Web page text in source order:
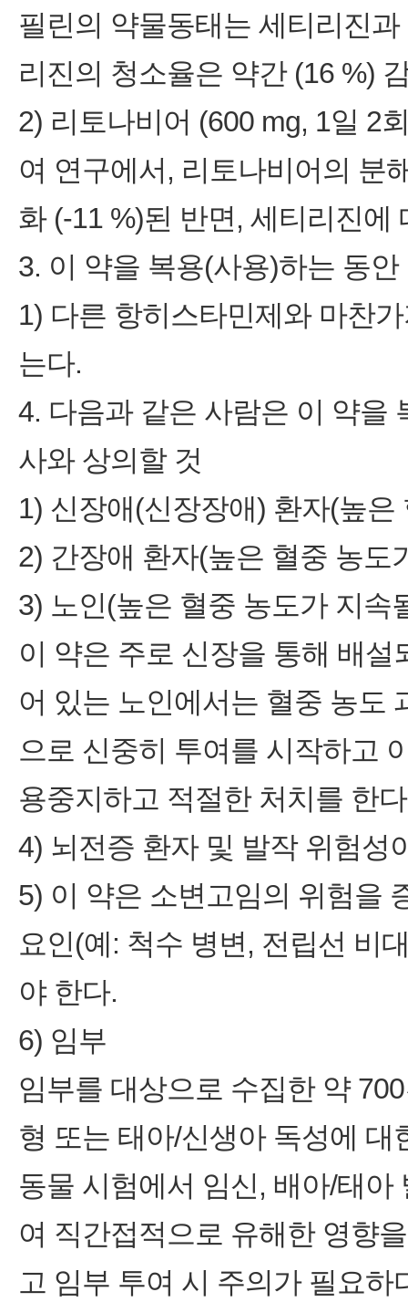
필린의 약물동태는 세티리진
리진의 청소율은 약간 (16 %)
2) 리토나비어 (600 mg, 1일 2
여 연구에서, 리토나비어의 분
화 (-11 %)된 반면, 세티리진에
3. 이 약을 복용(사용)하는 동
1) 다른 항히스타민제와 마찬
는다.
4. 다음과 같은 사람은 이 약을
사와 상의할 것
1) 신장애(신장장애) 환자(높
2) 간장애 환자(높은 혈중 농도
3) 노인(높은 혈중 농도가 지속
이 약은 주로 신장을 통해 배
어 있는 노인에서는 혈중 농도
으로 신중히 투여를 시작하고
용중지하고 적절한 처치를 한
4) 뇌전증 환자 및 발작 위험성
5) 이 약은 소변고임의 위험을
요인(예: 척수 병변, 전립선 비
야 한다.
6) 임부
임부를 대상으로 수집한 약
형 또는 태아/신생아 독성에
동물 시험에서 임신, 배아/태
여 직간접적으로 유해한 영향
고 임부 투여 시 주의가 필요하